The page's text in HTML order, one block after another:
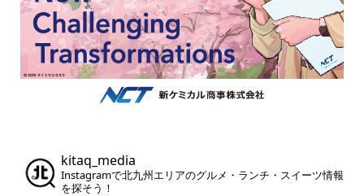
kitaq_media
Instagramで北九州エリアのグルメ・ランチ・スイーツ情報
を探そう！